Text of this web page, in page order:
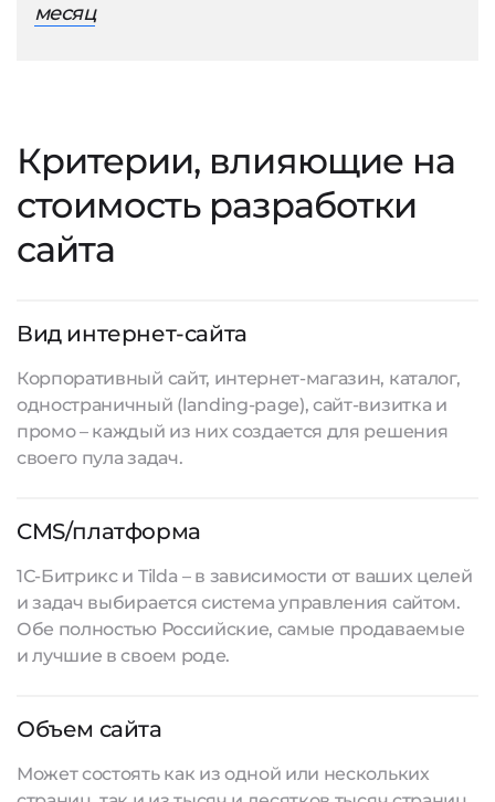
месяц
Критерии, влияющие на
стоимость разработки
сайта
Вид интернет-сайта
Корпоративный сайт, интернет-магазин, каталог,
одностраничный (landing-page), сайт-визитка и
промо – каждый из них создается для решения
своего пула задач.
CMS/платформа
1С-Битрикс и Tilda – в зависимости от ваших целей
и задач выбирается система управления сайтом.
Обе полностью Российские, самые продаваемые
и лучшие в своем роде.
Объем сайта
Может состоять как из одной или нескольких